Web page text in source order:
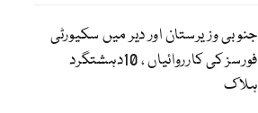
جنوبی وزیرستان اور دیر میں سکیورٹی
فورسز کی کارروائیاں ، 10دہشتگرد
ہلاک